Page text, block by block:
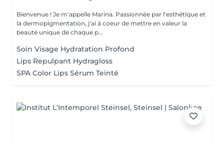
Bienvenue ! Je m'appelle Marina. Passionnée par l'esthétique et
la dermopigmentation, j'ai à coeur de mettre en valeur la
beauté unique de chaque p...
Soin Visage Hydratation Profond
Lips Repulpant Hydragloss
SPA Color Lips Sérum Teinté